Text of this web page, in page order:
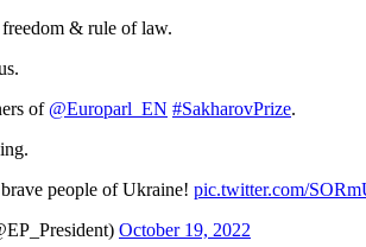
& rule of law.
of @Europarl_EN #SakharovPrize.
people of Ukraine! pic.twitter.com/
October 19, 2022